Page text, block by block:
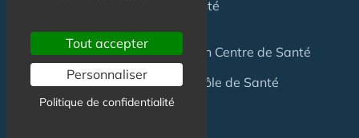
dans une Maison de Santé
Céderune Maisonde Santéou un Centre de Santé
Terrain
pour création Maison / Pôle de Santé
Tout accepter
Personnaliser
Politique de confidentialité